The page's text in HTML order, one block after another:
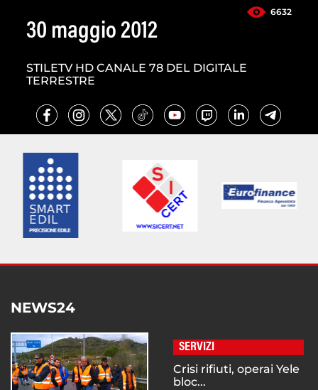
6632
30 maggio 2012
STILETV HD CANALE 78 DEL DIGITALE
TERRESTRE
NEWS24
SERVIZI
Crisi rifiuti, operai Yele
bloc...